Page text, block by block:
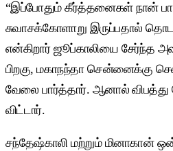
“இப்போதும் கீர்த்தனைகள் நான்
சுவாசக்கோளாறு இருப்பதால்
என்கிறார் ஜூப்காலியை சேர்ந்த
பிறகு, மகாநந்தா சென்னைக்கு
வேலை பார்த்தார். ஆனால் விபத்து
விட்டார்.
சந்தேஷ்காலி மற்றும் மினாகான்